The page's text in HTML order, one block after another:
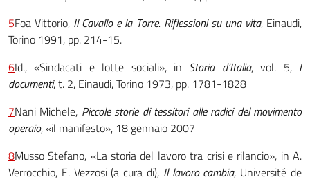
5Foa Vittorio, Il Cavallo e la Torre. Riflessioni su una vita, Einaudi,
Torino 1991, pp. 214-15.
6Id., «Sindacati e lotte sociali», in Storia d’Italia, vol. 5, I
documenti, t. 2, Einaudi, Torino 1973, pp. 1781-1828
7Nani Michele, Piccole storie di tessitori alle radici del movimento
operaio, «il manifesto», 18 gennaio 2007
8Musso Stefano, «La storia del lavoro tra crisi e rilancio», in A.
Verrocchio, E. Vezzosi (a cura di), Il lavoro cambia, Université de